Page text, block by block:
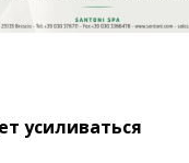
усиливаться